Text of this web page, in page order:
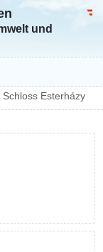
und
Schloss Esterházy